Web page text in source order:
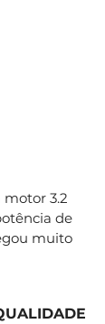
3.2
de
muito